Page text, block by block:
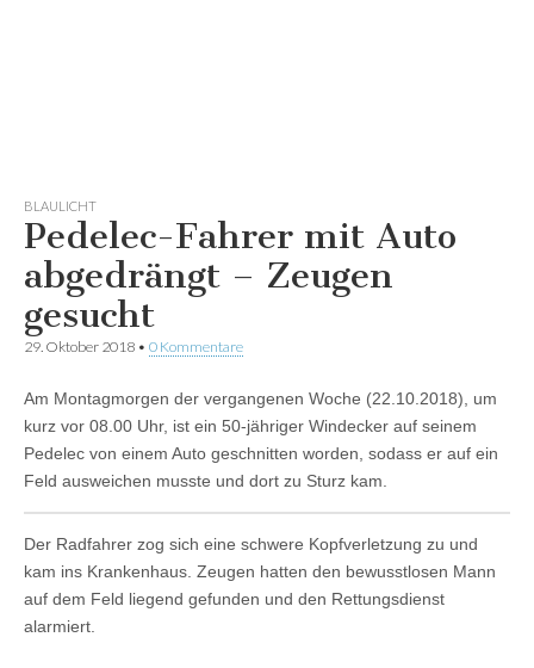
BLAULICHT
Pedelec-Fahrer mit Auto
abgedrängt – Zeugen
gesucht
29. Oktober 2018 • 0 Kommentare
Am Montagmorgen der vergangenen Woche (22.10.2018), um
kurz vor 08.00 Uhr, ist ein 50-jähriger Windecker auf seinem
Pedelec von einem Auto geschnitten worden, sodass er auf ein
Feld ausweichen musste und dort zu Sturz kam.
Der Radfahrer zog sich eine schwere Kopfverletzung zu und
kam ins Krankenhaus. Zeugen hatten den bewusstlosen Mann
auf dem Feld liegend gefunden und den Rettungsdienst
alarmiert.